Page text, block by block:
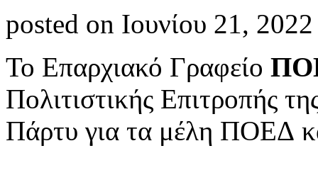
posted on Ιουνίου 21,
Το Επαρχιακό Γραφείο
Πολιτιστικής Επιτροπής
Πάρτυ για τα μέλη ΠΟΕΔ